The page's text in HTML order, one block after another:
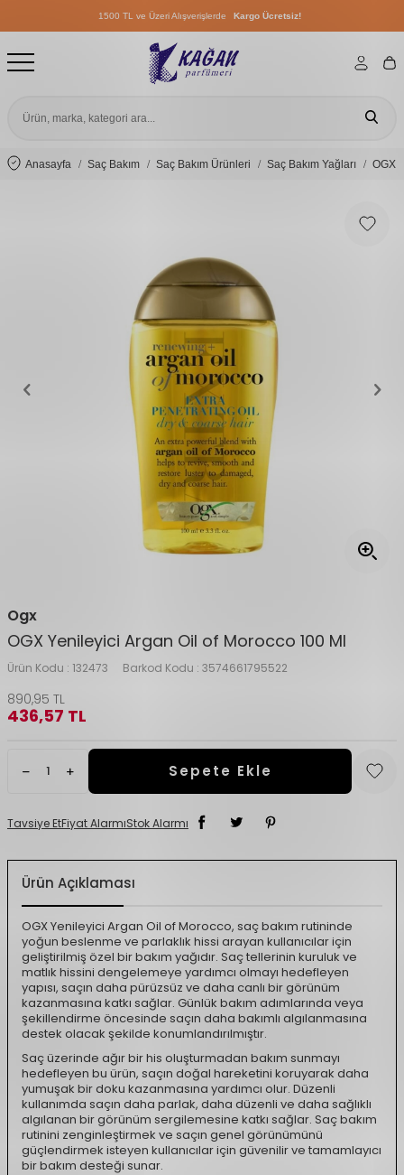
1500 TL ve Üzeri Alışverişlerde Kargo Ücretsiz!
1500 TL ve Üzeri Alışverişlerde
1500 TL ve Üzeri Alışverişlerde
Anasayfa Saç Bakım Saç Bakım Ürünleri Saç Bakım Yağları OGX
Ogx
OGX Yenileyici Argan Oil of Morocco 100 Ml
Ürün Kodu : 132473 Barkod Kodu : 3574661795522
890,95 TL
436,57 TL
Sepete Ekle
Tavsiye EtFiyat AlarmıStok Alarmı
Ürün Açıklaması
OGX Yenileyici Argan Oil of Morocco, saç bakım rutininde
yoğun beslenme ve parlaklık hissi arayan kullanıcılar için
geliştirilmiş özel bir bakım yağıdır. Saç tellerinin kuruluk ve
matlık hissini dengelemeye yardımcı olmayı hedefleyen
yapısı, saçın daha pürüzsüz ve daha canlı bir görünüm
kazanmasına katkı sağlar. Günlük bakım adımlarında veya
şekillendirme öncesinde saçın daha bakımlı algılanmasına
destek olacak şekilde konumlandırılmıştır.
Saç üzerinde ağır bir his oluşturmadan bakım sunmayı
hedefleyen bu ürün, saçın doğal hareketini koruyarak daha
yumuşak bir doku kazanmasına yardımcı olur. Düzenli
kullanımda saçın daha parlak, daha düzenli ve daha sağlıklı
algılanan bir görünüm sergilemesine katkı sağlar. Saç bakım
rutinini zenginleştirmek ve saçın genel görünümünü
güçlendirmek isteyen kullanıcılar için güvenilir ve tamamlayıcı
bir bakım desteği sunar.